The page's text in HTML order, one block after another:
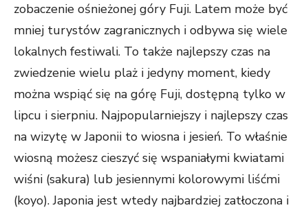
zobaczenie ośnieżonej góry Fuji. Latem może być
mniej turystów zagranicznych i odbywa się wiele
lokalnych festiwali. To także najlepszy czas na
zwiedzenie wielu plaż i jedyny moment, kiedy
można wspiąć się na górę Fuji, dostępną tylko w
lipcu i sierpniu. Najpopularniejszy i najlepszy czas
na wizytę w Japonii to wiosna i jesień. To właśnie
wiosną możesz cieszyć się wspaniałymi kwiatami
wiśni (sakura) lub jesiennymi kolorowymi liśćmi
(koyo). Japonia jest wtedy najbardziej zatłoczona i